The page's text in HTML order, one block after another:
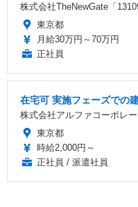
株式会社TheNewGate「
東京都
月給30万円～70万円
正社員
在宅可 実施フェーズでの
株式会社アルファコーポレ
東京都
時給2,000円～
正社員 / 派遣社員